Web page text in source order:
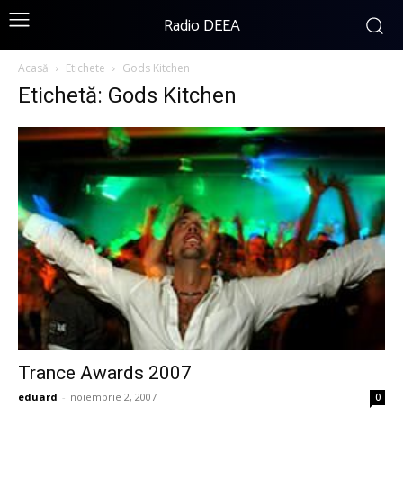
Radio DEEA
Acasă Etichete Gods Kitchen
Etichetă: Gods Kitchen
Trance Awards 2007
eduard - noiembrie 2, 2007 0